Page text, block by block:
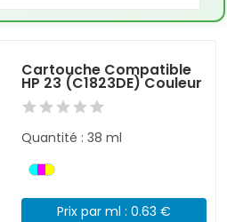
Cartouche Compatible
HP 23 (C1823DE) Couleur
Quantité : 38 ml
Prix par ml : 0.63 €